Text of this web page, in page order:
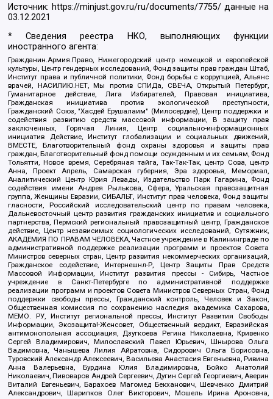
Источник: https://minjust.gov.ru/ru/documents/7755/ данные на
03.12.2021
* Сведения реестра НКО, выполняющих функции
иностранного агента:
Гражданин.Армия.Право, Нижегородский центр немецкой и европейской
культуры, Центр гендерных исследований, Фонд защиты прав граждан Штаб,
Институт права и публичной политики, Фонд борьбы с коррупцией, Альянс
врачей, НАСИЛИЮ.НЕТ, Мы против СПИДа, СВЕЧА, Открытый Петербург,
Гуманитарное действие, Лига Избирателей, Правовая инициатива,
Гражданская инициатива против экологической преступности,
Гражданский Союз, "Хасдей Ерушалаим" (Милосердие), Центр поддержки и
содействия развитию средств массовой информации, В защиту прав
заключенных, Горячая Линия, Центр социально-информационных
инициатив Действие, Институт глобализации и социальных движений,
ВМЕСТЕ, Благотворительный фонд охраны здоровья и защиты прав
граждан, Благотворительный фонд помощи осужденным и их семьям, Фонд
Тольятти, Новое время, Серебряная тайга, Так-Так-Так, центр Сова, центр
Анна, Проект Апрель, Самарская губерния, Эра здоровья, Мемориал,
Аналитический Центр Юрия Левады, Издательство Парк Гагарина, Фонд
содействия имени Андрея Рылькова, Сфера, Уральская правозащитная
группа, Женщины Евразии, СИБАЛЬТ, Институт прав человека, Фонд защиты
гласности, Российский исследовательский центр по правам человека,
Дальневосточный центр развития гражданских инициатив и социального
партнерства, Пермский региональный правозащитный центр, Гражданское
действие, Центр независимых социологических исследований, Сутяжник,
АКАДЕМИЯ ПО ПРАВАМ ЧЕЛОВЕКА, Частное учреждение в Калининграде по
административной поддержке реализации программ и проектов Совета
Министров северных стран, Центр развития некоммерческих организаций,
Гражданское содействие, Интернешнл-Р, Центр Защиты Прав Средств
Массовой Информации, Институт развития прессы - Сибирь, Частное
учреждение в Санкт-Петербурге по административной поддержке
реализации программ и проектов Совета Министров Северных Стран, Фонд
поддержки свободы прессы, Гражданский контроль, Человек и Закон,
Общественная комиссия по сохранению наследия академика Сахарова,
МЕМО. РУ, Институт региональной прессы, Институт Развития Свободы
Информации, Экозащита!-Женсовет, Общественный вердикт, Евразийская
антимонопольная ассоциация, Дзугкоева Регина Николаевна, Кривенко
Сергей Владимирович, Милославский Павел Юрьевич, Шнырова Ольга
Вадимовна, Чанышева Лилия Айратовна, Сидорович Ольга Борисовна,
Туровский Александр Алексеевич, Васильева Анастасия Евгеньевна, Ривина
Анна Валерьевна, Бурдина Юлия Владимировна, Бойко Анатолий
Николаевич, Пивоваров Андрей Сергеевич, Дугин Сергей Георгиевич, Аверин
Виталий Евгеньевич, Барахоев Магомед Бекханович, Шевченко Дмитрий
Александрович, Шарипков Олег Викторович, Мошель Ирина Ароновна,